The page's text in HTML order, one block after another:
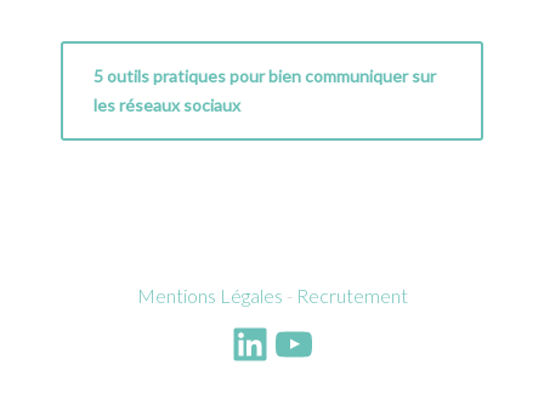
5 outils pratiques pour bien communiquer sur
les réseaux sociaux
Mentions Légales - Recrutement
LinkedIn
YouTube